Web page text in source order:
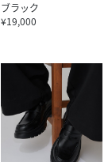
ブラック
¥19,000